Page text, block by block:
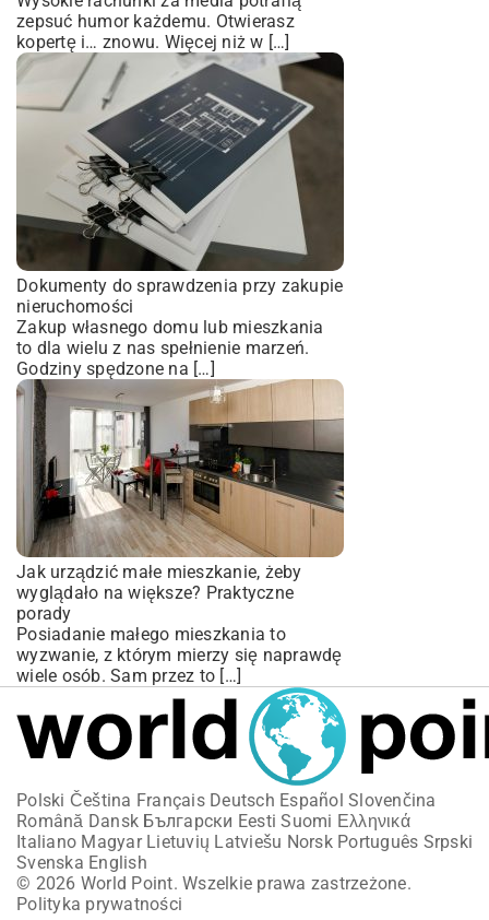
zepsuć humor każdemu. Otwierasz
kopertę i… znowu. Więcej niż w […]
Dokumenty do sprawdzenia przy zakupie
nieruchomości
Zakup własnego domu lub mieszkania
to dla wielu z nas spełnienie marzeń.
Godziny spędzone na […]
Jak urządzić małe mieszkanie, żeby
wyglądało na większe? Praktyczne
porady
Posiadanie małego mieszkania to
wyzwanie, z którym mierzy się naprawdę
wiele osób. Sam przez to […]
Polski Čeština Français Deutsch Español Slovenčina
Română Dansk Български Eesti Suomi Ελληνικά
Italiano Magyar Lietuvių Latviešu Norsk Português Srpski
Svenska English
© 2026 World Point. Wszelkie prawa zastrzeżone.
Polityka prywatności